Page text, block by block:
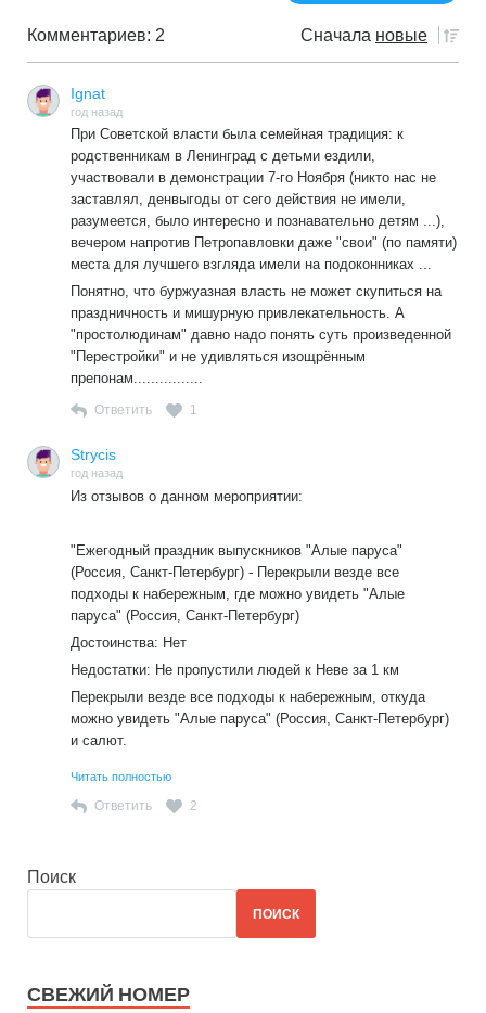
Комментариев: 2 Сначала новые
Ignat
год назад
При Советской власти была семейная традиция: к
родственникам в Ленинград с детьми ездили,
участвовали в демонстрации 7-го Ноября (никто нас не
заставлял, денвыгоды от сего действия не имели,
разумеется, было интересно и познавательно детям ...),
вечером напротив Петропавловки даже "свои" (по памяти)
места для лучшего взгляда имели на подоконниках ...
Понятно, что буржуазная власть не может скупиться на
праздничность и мишурную привлекательность. А
"простолюдинам" давно надо понять суть произведенной
"Перестройки" и не удивляться изощрённым
препонам................
Ответить 1
Strycis
год назад
Из отзывов о данном мероприятии:
"Ежегодный праздник выпускников "Алые паруса"
(Россия, Санкт-Петербург) - Перекрыли везде все
подходы к набережным, где можно увидеть "Алые
паруса" (Россия, Санкт-Петербург)
Достоинства: Нет
Недостатки: Не пропустили людей к Неве за 1 км
Перекрыли везде все подходы к набережным, откуда
можно увидеть "Алые паруса" (Россия, Санкт-Петербург)
и салют.
другого города, чтобы посмотреть салют и "Алые
грузовиками. Полиция никого не пропускала.
И это не ради безопасности. Это точно. Потому что теракт
могли сделать в любой точке у Невы, там были
Впечатление было, что это "Алые паруса" только для
Читать полностью
Ответить 2
Поиск
ПОИСК
СВЕЖИЙ НОМЕР